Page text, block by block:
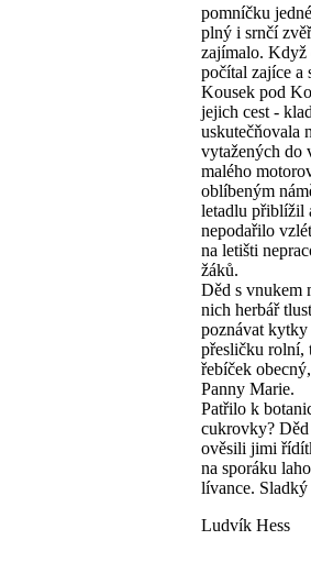
pomníčku
plný i srnčí
zajímalo. Když
počítal zajíce a
Kousek pod
jejich cest -
uskutečňovala
vytažených do
malého
oblíbeným
letadlu přiblížil
nepodařilo
na letišti
žáků.
Děd s vnukem
nich herbář
poznávat
přesličku rolní,
řebíček
Panny Marie.
Patřilo k
cukrovky?
ověsili jimi
na sporáku
lívance.
Ludvík Hess